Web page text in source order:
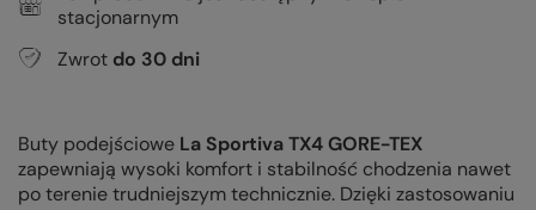
stacjonarnym
Zwrot do 30 dni
Buty podejściowe La Sportiva TX4 GORE-TEX
zapewniają wysoki komfort i stabilność chodzenia nawet
po terenie trudniejszym technicznie. Dzięki zastosowaniu